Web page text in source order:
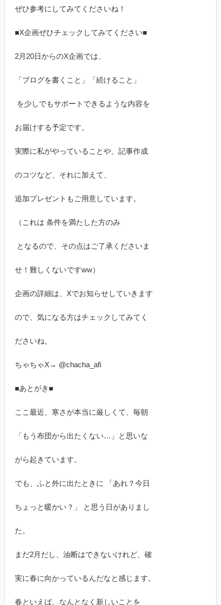
ぜひ参考にしてみてくださいね！
■X企画ぜひチェックしてみてください■
2月20日からのX企画では、
「ブログを書くこと」「続けること」
を少しでもサポートできるような内容を
お届けする予定です。
実際に私がやっていることや、記事作成
のコツなど、それに加えて、
追加プレゼントもご用意しています。
（これは 条件を満たした方のみ
となるので、その点はご了承くださいま
せ！難しくないですww）
企画の詳細は、Xでお知らせしていきます
ので、気になる方はチェックしてみてく
ださいね。
ちゃちゃX→ @chacha_afi
■あとがき■
ここ最近、寒さが本当に厳しくて、毎朝
「もう布団から出たくない…」と思いな
がら起きています。
でも、ふと外に出たときに 「あれ？今日
ちょっと暖かい？」 と思う日がありまし
た。
まだ2月だし、油断はできないけれど、確
実に春に向かっているんだなと感じます。
春といえば、なんとなく新しいことを